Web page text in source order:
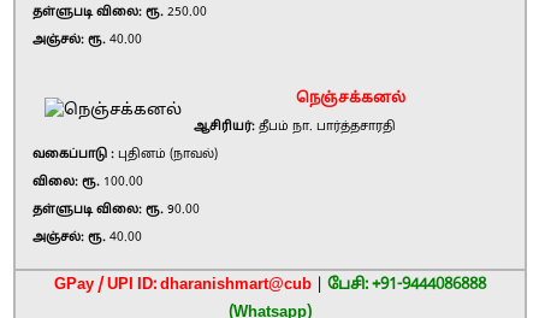
தள்ளுபடி விலை: ரூ. 250.00
அஞ்சல்: ரூ. 40.00
நெஞ்சக்கனல்
ஆசிரியர்: தீபம் நா. பார்த்தசாரதி
வகைப்பாடு : புதினம் (நாவல்)
விலை: ரூ. 100.00
தள்ளுபடி விலை: ரூ. 90.00
அஞ்சல்: ரூ. 40.00
GPay / UPI ID: dharanishmart@cub
பேசி: +91-9444086888
(Whatsapp)